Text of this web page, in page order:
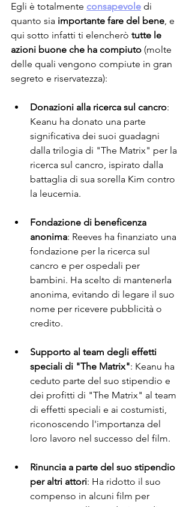
Egli è totalmente consapevole di
quanto sia importante fare del bene, e
qui sotto infatti ti elencherò tutte le
azioni buone che ha compiuto (molte
delle quali vengono compiute in gran
segreto e riservatezza):
Donazioni alla ricerca sul cancro:
Keanu ha donato una parte
significativa dei suoi guadagni
dalla trilogia di "The Matrix" per la
ricerca sul cancro, ispirato dalla
battaglia di sua sorella Kim contro
la leucemia.
Fondazione di beneficenza
anonima: Reeves ha finanziato una
fondazione per la ricerca sul
cancro e per ospedali per
bambini. Ha scelto di mantenerla
anonima, evitando di legare il suo
nome per ricevere pubblicità o
credito.
Supporto al team degli effetti
speciali di "The Matrix": Keanu ha
ceduto parte del suo stipendio e
dei profitti di "The Matrix" al team
di effetti speciali e ai costumisti,
riconoscendo l'importanza del
loro lavoro nel successo del film.
Rinuncia a parte del suo stipendio
per altri attori: Ha ridotto il suo
compenso in alcuni film per